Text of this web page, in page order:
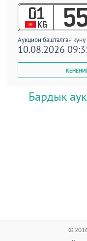
01
KG
Аукцион башталган күнү
10.08.2026
Бардык
©